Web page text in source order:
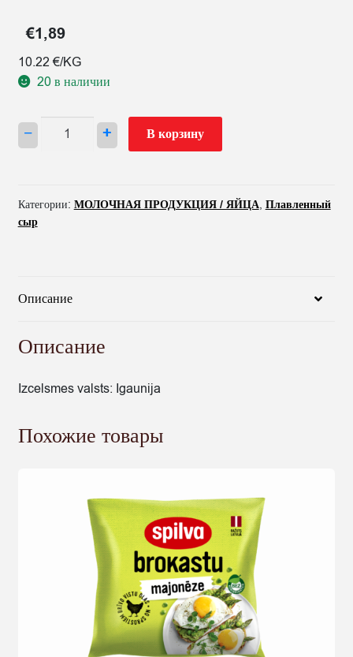
€1,89
10.22 €/KG
20 в наличии
−
Количество
VALIO
GARŠU
+ В корзину
Категории: МОЛОЧНАЯ ПРОДУКЦИЯ / ЯЙЦА, Плавленный
сыр
Описание
Описание
Izcelsmes valsts: Igaunija
Похожие товары